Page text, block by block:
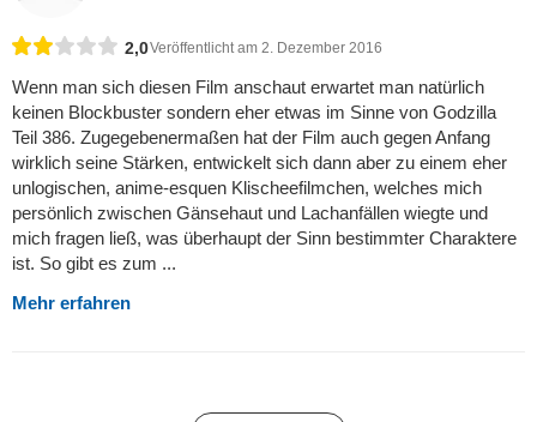
2,0Veröffentlicht am 2. Dezember 2016
Wenn man sich diesen Film anschaut erwartet man natürlich
keinen Blockbuster sondern eher etwas im Sinne von Godzilla
Teil 386. Zugegebenermaßen hat der Film auch gegen Anfang
wirklich seine Stärken, entwickelt sich dann aber zu einem eher
unlogischen, anime-esquen Klischeefilmchen, welches mich
persönlich zwischen Gänsehaut und Lachanfällen wiegte und
mich fragen ließ, was überhaupt der Sinn bestimmter Charaktere
ist. So gibt es zum ...
Mehr erfahren